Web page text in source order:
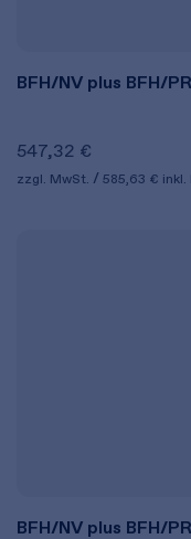
BFH/NV plus BFH/
547,32 €
zzgl. MwSt. 585,63 € inkl.
BFH/NV plus BFH/